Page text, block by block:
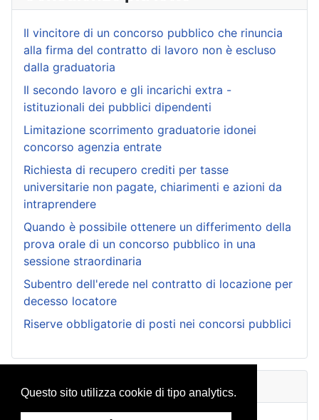
Questo sito utilizza cookie di tipo analytics.
Il vincitore di un concorso pubblico che rinuncia
alla firma del contratto di lavoro non è escluso
dalla graduatoria
Il secondo lavoro e gli incarichi extra -
istituzionali dei pubblici dipendenti
Limitazione scorrimento graduatorie idonei
concorso agenzia entrate
Richiesta di recupero crediti per tasse
universitarie non pagate, chiarimenti e azioni da
intraprendere
Quando è possibile ottenere un differimento della
prova orale di un concorso pubblico in una
sessione straordinaria
Subentro dell'erede nel contratto di locazione per
decesso locatore
Riserve obbligatorie di posti nei concorsi pubblici
Archivio Consulenze